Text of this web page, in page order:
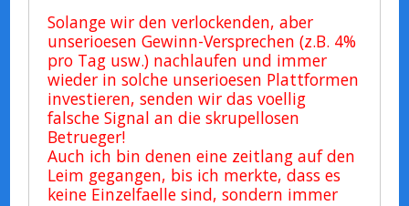
Solange wir den verlockenden, aber
unserioesen Gewinn-Versprechen (z.B. 4%
pro Tag usw.) nachlaufen und immer
wieder in solche unserioesen Plattformen
investieren, senden wir das voellig
falsche Signal an die skrupellosen
Betrueger!
Auch ich bin denen eine zeitlang auf den
Leim gegangen, bis ich merkte, dass es
keine Einzelfaelle sind, sondern immer